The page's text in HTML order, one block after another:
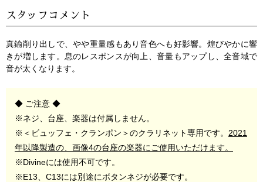
スタッフコメント
真鍮削り出しで、やや重量感もあり音色へも好影響。煌びやかに響
きが増します。息のレスポンスが向上、音量もアップし、全音域で
音が太くなります。
◆ ご注意 ◆
※ネジ、台座、楽器は付属しません。
※＜ビュッフェ・クランポン＞のクラリネット専用です。 2021
年以降製造の、画像4の台座の楽器にご使用いただけます。
※Divineには使用不可です。
※E13、C13には別途にボタンネジが必要です。